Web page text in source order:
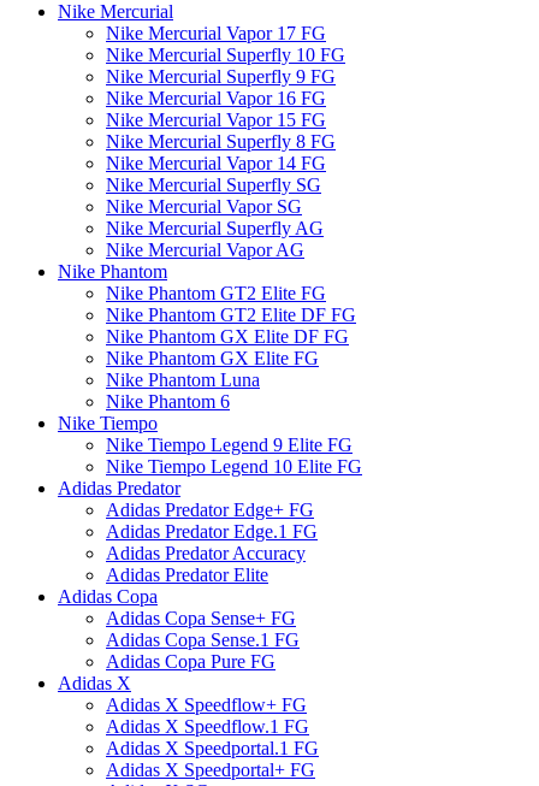
Nike Mercurial
Nike Mercurial Vapor 17 FG
Nike Mercurial Superfly 10 FG
Nike Mercurial Superfly 9 FG
Nike Mercurial Vapor 16 FG
Nike Mercurial Vapor 15 FG
Nike Mercurial Superfly 8 FG
Nike Mercurial Vapor 14 FG
Nike Mercurial Superfly SG
Nike Mercurial Vapor SG
Nike Mercurial Superfly AG
Nike Mercurial Vapor AG
Nike Phantom
Nike Phantom GT2 Elite FG
Nike Phantom GT2 Elite DF FG
Nike Phantom GX Elite DF FG
Nike Phantom GX Elite FG
Nike Phantom Luna
Nike Phantom 6
Nike Tiempo
Nike Tiempo Legend 9 Elite FG
Nike Tiempo Legend 10 Elite FG
Adidas Predator
Adidas Predator Edge+ FG
Adidas Predator Edge.1 FG
Adidas Predator Accuracy
Adidas Predator Elite
Adidas Copa
Adidas Copa Sense+ FG
Adidas Copa Sense.1 FG
Adidas Copa Pure FG
Adidas X
Adidas X Speedflow+ FG
Adidas X Speedflow.1 FG
Adidas X Speedportal.1 FG
Adidas X Speedportal+ FG